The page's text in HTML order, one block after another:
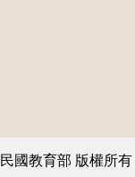
國教育部 版權所有